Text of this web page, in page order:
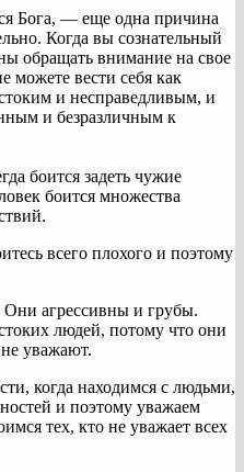
Бога, — еще одна причина
Когда вы сознательный
обращать внимание на свое
можете вести себя как
и несправедливым, и
и безразличным к
боится задеть чужие
боится множества
всего плохого и поэтому
агрессивны и грубы.
людей, потому что они
уважают.
когда находимся с людьми,
и поэтому уважаем
тех, кто не уважает всех